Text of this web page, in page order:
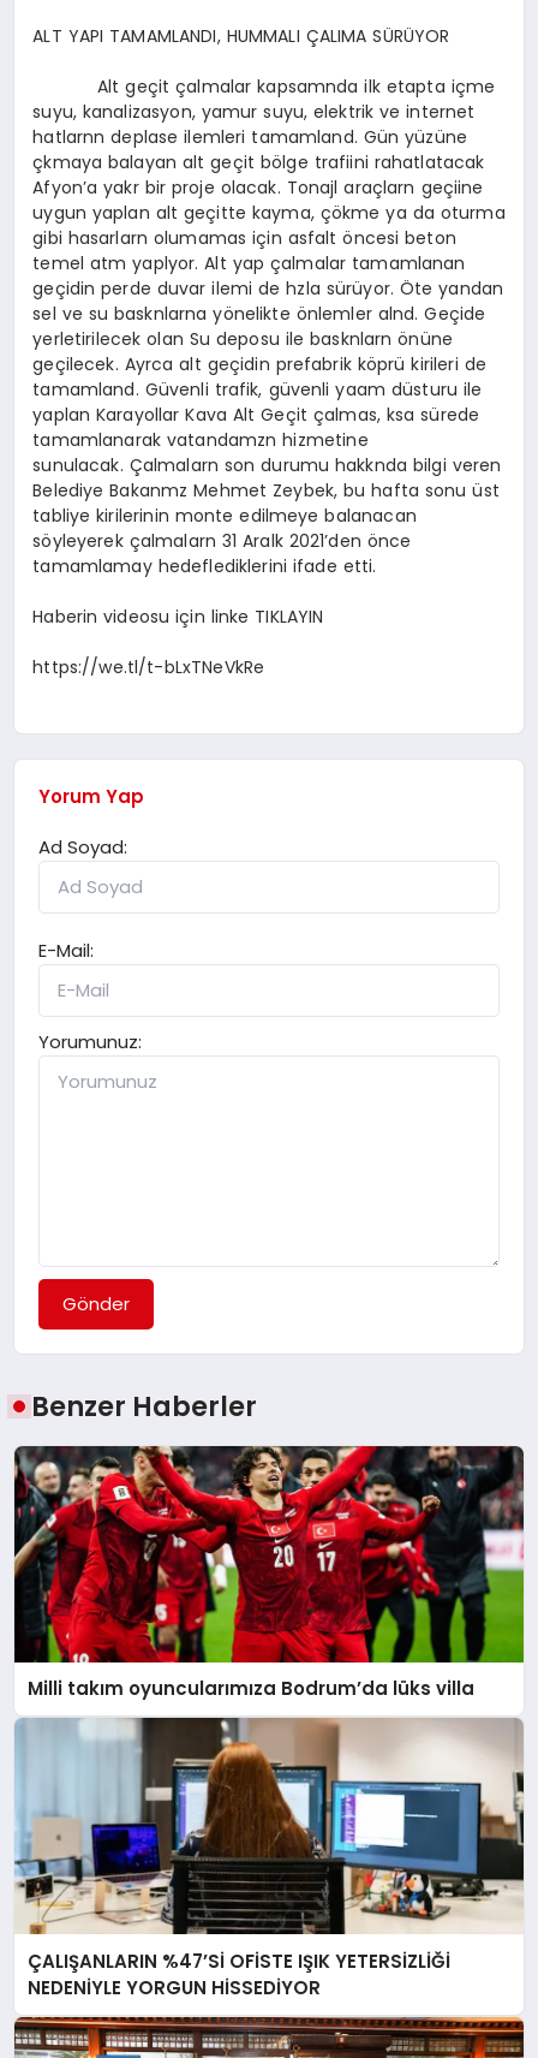
ALT YAPI TAMAMLANDI, HUMMALI ÇALIMA SÜRÜYOR
Alt geçit çalmalar kapsamnda ilk etapta içme
suyu, kanalizasyon, yamur suyu, elektrik ve internet
hatlarnn deplase ilemleri tamamland. Gün yüzüne
çkmaya balayan alt geçit bölge trafiini rahatlatacak
Afyon’a yakr bir proje olacak. Tonajl araçlarn geçiine
uygun yaplan alt geçitte kayma, çökme ya da oturma
gibi hasarlarn olumamas için asfalt öncesi beton
temel atm yaplyor. Alt yap çalmalar tamamlanan
geçidin perde duvar ilemi de hzla sürüyor. Öte yandan
sel ve su basknlarna yönelikte önlemler alnd. Geçide
yerletirilecek olan Su deposu ile basknlarn önüne
geçilecek. Ayrca alt geçidin prefabrik köprü kirileri de
tamamland. Güvenli trafik, güvenli yaam düsturu ile
yaplan Karayollar Kava Alt Geçit çalmas, ksa sürede
tamamlanarak vatandamzn hizmetine
sunulacak. Çalmalarn son durumu hakknda bilgi veren
Belediye Bakanmz Mehmet Zeybek, bu hafta sonu üst
tabliye kirilerinin monte edilmeye balanacan
söyleyerek çalmalarn 31 Aralk 2021’den önce
tamamlamay hedeflediklerini ifade etti.
Haberin videosu için linke TIKLAYIN
https://we.tl/t-bLxTNeVkRe
Yorum Yap
Ad Soyad:
E-Mail:
Yorumunuz:
Gönder
Benzer Haberler
Milli takım oyuncularımıza Bodrum’da lüks villa
ÇALIŞANLARIN %47’Sİ OFİSTE IŞIK YETERSİZLİĞİ
NEDENİYLE YORGUN HİSSEDİYOR